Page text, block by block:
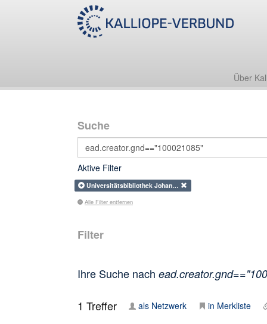
Über
Suche
Aktive Filter
Universitätsbibliothek Johan…
Alle Filter entfernen
Filter
Ihre Suche nach
1 Treffer als Netzwerk in Merkliste